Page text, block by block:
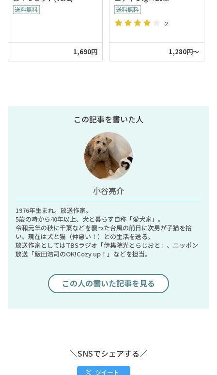
1,690円
2
1,280円～
この記事を書いた人
小谷亮介
1976年生まれ。放送作家。
5歳の時から40年以上、犬と暮らす自称「愛犬家」。
令和元年の秋に千葉などを襲った台風の前日に次男が子猫を拾
い、現在は犬と猫（仲悪い！）との生活を送る。
放送作家としてはTBSラジオ「伊集院光とらじおと」、ニッポン
放送「飯田浩司のOK!Cozy up！」などを担当。
この人の書いた記事を見る
＼SNSでシェアする／
ツイート